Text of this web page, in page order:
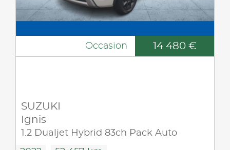
Occasion 14 480 €
SUZUKI
Ignis
1.2 Dualjet Hybrid 83ch Pack Auto